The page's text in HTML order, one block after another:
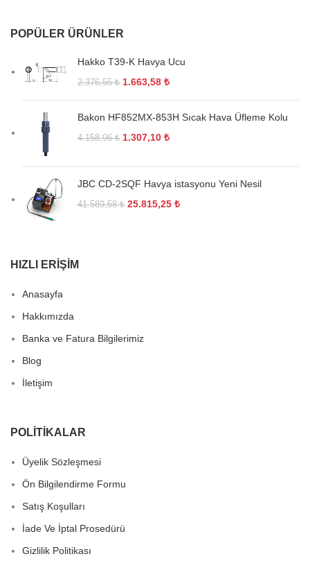
POPÜLER ÜRÜNLER
Hakko T39-K Havya Ucu
2.376,55₺ 1.663,58 ₺
Bakon HF852MX-853H Sıcak Hava Üfleme Kolu
4.158,96₺ 1.307,10 ₺
JBC CD-2SQF Havya istasyonu Yeni Nesil
41.589,58₺ 25.815,25 ₺
HIZLI ERIŞIM
Anasayfa
Hakkımızda
Banka ve Fatura Bilgilerimiz
Blog
İletişim
POLITIKALAR
Üyelik Sözleşmesi
Ön Bilgilendirme Formu
Satış Koşulları
İade Ve İptal Prosedürü
Gizlilik Politikası